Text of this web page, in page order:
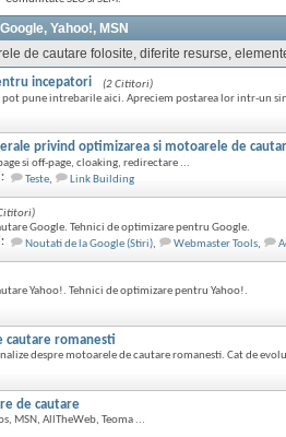
Yahoo!, MSN
de cautare folosite, diferite resurse,
incepatori
(2 Cititori)
pot pune intrebarile aici. Apreciem postarea lor intr-un
privind optimizarea si motoarele de
si off-page, cloaking, redirectare ...
Teste, Link Building
Google. Tehnici de optimizare pentru Google.
Noutati de la Google (Stiri), Webmaster Tools,
Yahoo!. Tehnici de optimizare pentru Yahoo!.
cautare romanesti
despre motoarele de cautare romanesti. Cat de
de cautare
MSN, AllTheWeb, Teoma ...